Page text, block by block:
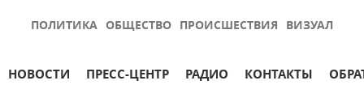
ПОЛИТИКА ОБЩЕСТВО ПРОИСШЕСТВИЯ ВИЗУАЛ
НОВОСТИ ПРЕСС-ЦЕНТР РАДИО КОНТАКТЫ